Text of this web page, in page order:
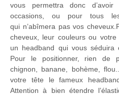
vous permettra donc
occasions, ou pour tous
qui n’abîmera pas vos
cheveux, leur couleurs ou
un headband qui vous séduira
Pour le positionner, rien de
chignon, banane, bohème,
votre tête le fameux
Attention à bien étendre